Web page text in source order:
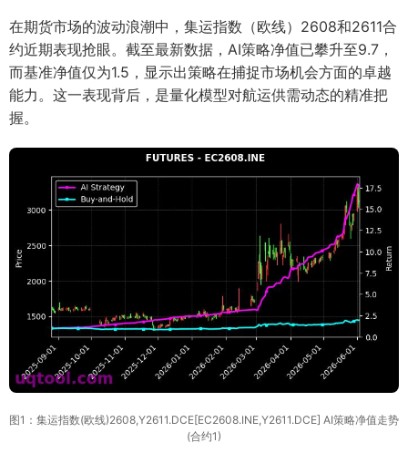
在期货市场的波动浪潮中，集运指数（欧线）2608和2611合
约近期表现抢眼。截至最新数据，AI策略净值已攀升至9.7，
而基准净值仅为1.5，显示出策略在捕捉市场机会方面的卓越
能力。这一表现背后，是量化模型对航运供需动态的精准把
握。
图1：集运指数(欧线)2608,Y2611.DCE[EC2608.INE,Y2611.DCE] AI策略净值走势
(合约1)